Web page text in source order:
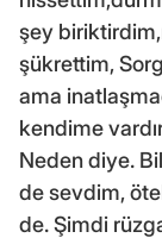
şey
şükrettim,
ama
kendime
Neden diye.
de sevdim,
de. Şimdi